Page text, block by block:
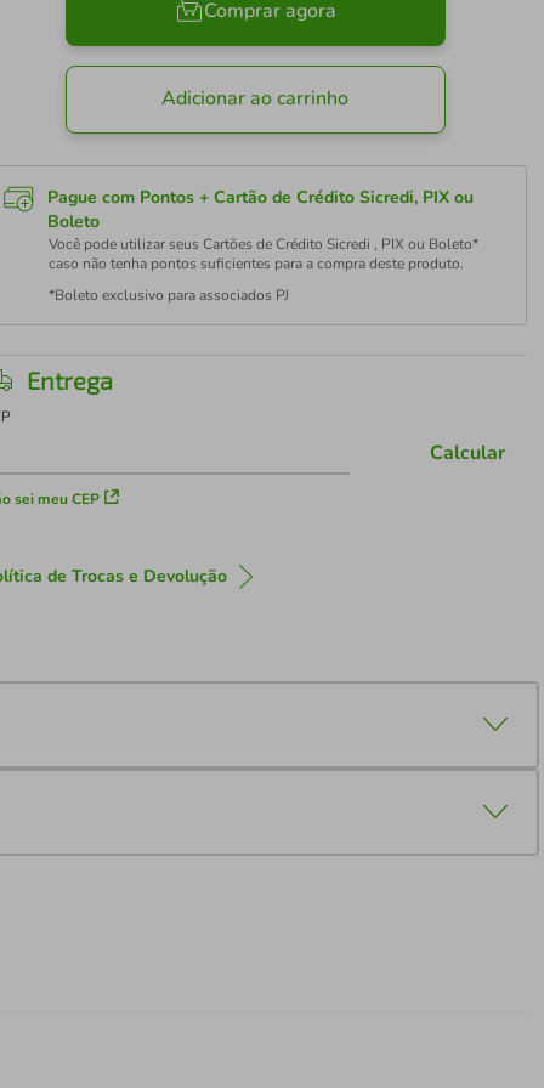
Comprar agora
Adicionar ao carrinho
Pague com Pontos + Cartão de Crédito Sicredi, PIX ou
Boleto
Você pode utilizar seus Cartões de Crédito Sicredi , PIX ou Boleto*
caso não tenha pontos suficientes para a compra deste produto.
*Boleto exclusivo para associados PJ
Entrega
sei meu CEP
Calcular
de Trocas e Devolução